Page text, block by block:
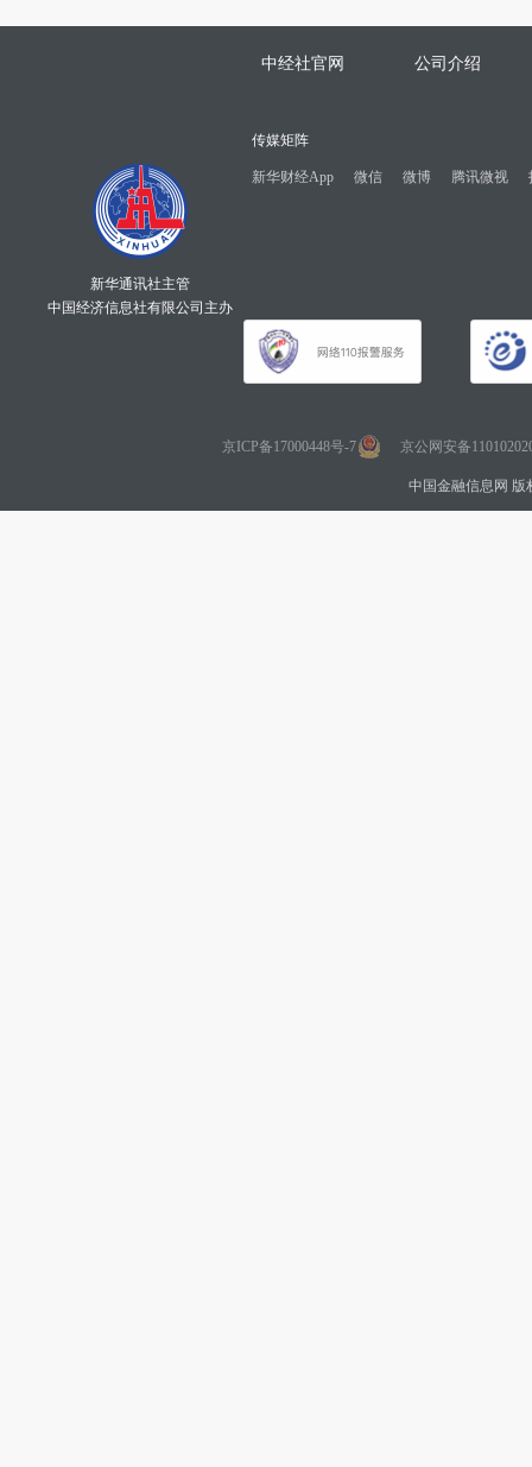
中经社官网 公司介绍
新华通讯社主管
中国经济信息社有限公司主办
传媒矩阵
新华财经App 微信 微博 腾讯微视
京ICP备17000448号-7 京公网安备
中国金融信息网 版